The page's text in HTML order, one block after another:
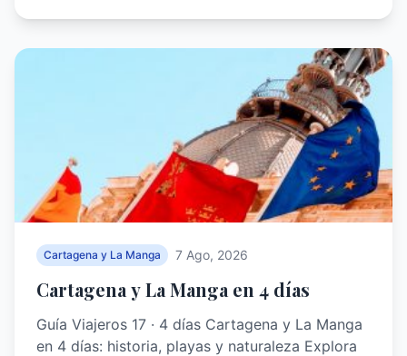
Cartagena y La Manga 7 Ago, 2026
Cartagena y La Manga en 4 días
Guía Viajeros 17 · 4 días Cartagena y La Manga
en 4 días: historia, playas y naturaleza Explora